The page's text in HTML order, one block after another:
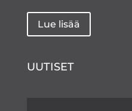
Lue lisää
UUTISET